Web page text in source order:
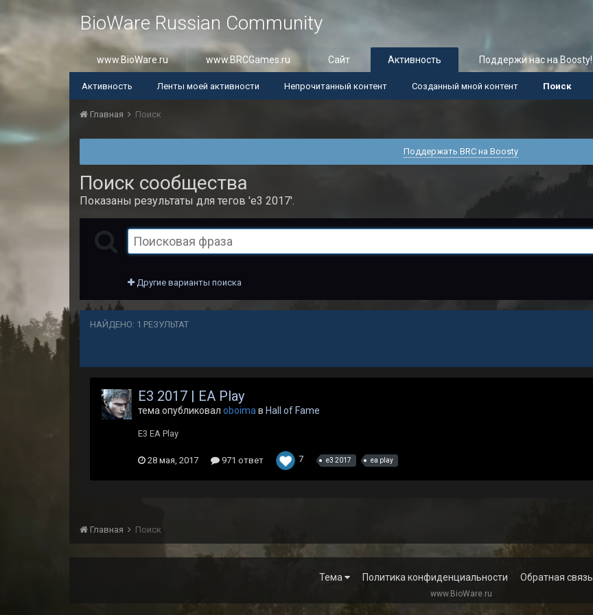
BioWare Russian Community
www.BioWare.ru www.BRCGames.ru Сайт Активность
Активность Ленты моей активности Непрочитанный контент Созданный мной контент Поиск
Поддержи нас на Boosty!
Главная Поиск
Поддержать BRC на Boosty
Поиск сообщества
Показаны результаты для тегов 'e3 2017'.
Другие варианты поиска
НАЙДЕНО: 1 РЕЗУЛЬТАТ
E3 2017 | EA Play
тема опубликовал oboima в Hall of Fame
E3 EA Play
28 мая, 2017 971 ответ 7 e3 2017 ea play
Главная Поиск
Тема Политика конфиденциальности Обратная связь
www.BioWare.ru